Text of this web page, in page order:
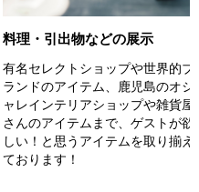
料理・引出物などの展示
有名セレクトショップや世界的ブ
ランドのアイテム、鹿児島のオシ
ャレインテリアショップや雑貨屋
さんのアイテムまで、ゲストが欲
しい！と思うアイテムを取り揃え
ております！